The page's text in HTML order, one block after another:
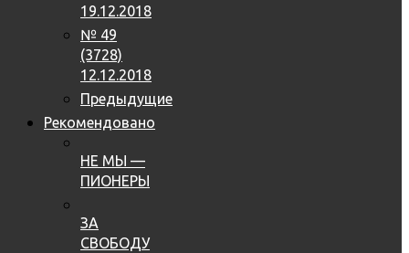
19.12.2018
№ 49
(3728)
12.12.2018
Предыдущие
Рекомендовано
НЕ МЫ —
ПИОНЕРЫ
ЗА
СВОБОДУ